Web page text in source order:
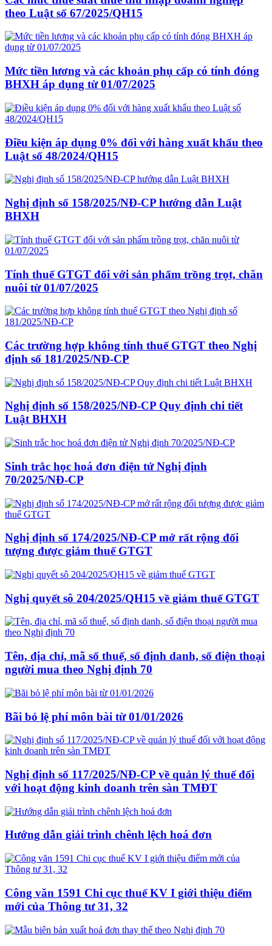
theo Luật số 67/2025/QH15
Mức tiền lương và các khoản phụ cấp có tính đóng
BHXH áp dụng từ 01/07/2025
Điều kiện áp dụng 0% đối với hàng xuất khẩu theo
Luật số 48/2024/QH15
Nghị định số 158/2025/NĐ-CP hướng dẫn Luật
BHXH
Tính thuế GTGT đối với sản phẩm trồng trọt, chăn
nuôi từ 01/07/2025
Các trường hợp không tính thuế GTGT theo Nghị
định số 181/2025/NĐ-CP
Nghị định số 158/2025/NĐ-CP Quy định chi tiết
Luật BHXH
Sinh trắc học hoá đơn điện tử Nghị định
70/2025/NĐ-CP
Nghị định số 174/2025/NĐ-CP mở rất rộng đối
tượng được giảm thuế GTGT
Nghị quyết sô 204/2025/QH15 về giảm thuế GTGT
Tên, địa chỉ, mã số thuế, số định danh, số điện thoại
người mua theo Nghị định 70
Bãi bỏ lệ phí môn bài từ 01/01/2026
Nghị định số 117/2025/NĐ-CP về quản lý thuế đối
với hoạt động kinh doanh trên sàn TMĐT
Hướng dẫn giải trình chênh lệch hoá đơn
Công văn 1591 Chi cục thuế KV I giới thiệu điểm
mới của Thông tư 31, 32